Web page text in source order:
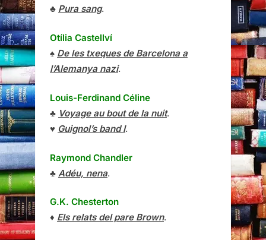
♣ Pura sang.
Otília Castellví
♠ De les txeques de Barcelona a
l’Alemanya nazi.
Louis-Ferdinand Céline
♣ Voyage au bout de la nuit.
♥ Guignol’s band I.
Raymond Chandler
♣ Adéu, nena.
G.K. Chesterton
♦ Els relats del pare Brown.